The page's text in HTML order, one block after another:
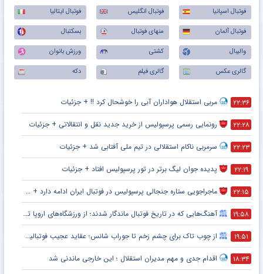
فوتبال اسپانیا
فوتبال انگلیس
فوتبال ایتالیا
فوتبال آلمان
منهای فوتبال
بسکتبال
والیبال
کشتی
ورزش بانوان
گالری عکس
گالری فیلم دکه
۲۲:۳۶ مربی استقلال هواداران آبی را خوشحال کرد !! + جزئیات
۲۲:۲۸ رونمایی رسمی پرسپولیس از خرید جدید نقل و انتقالاتی + جزئیات
۲۲:۲۳ سرمربی ناکام استقلالی در تیم ملی آفتابی شد + جزئیات
۲۲:۱۹ پدیده جوان لیگ برتر در تور پرسپولیس افتاد + جزئیات
۲۲:۱۵ ماجراجویی ستاره جنجالی پرسپولیس در فوتبال ایران ادامه دارد + جزئیات
۱۹:۵۸ آهنگ‌هایی که در تاریخ فوتبال ماندگار شدند؛ از ورزشگاه‌های اروپا تا جام جهانی
۱۹:۵۱ از چوب تاک برای چشم زخم تا جوراب شانس؛ عقاید عجیب فوتبالیست‌ها!
۱۸:۳۴ اقدام جدی و مهم مدیران استقلال ؛ این خارجی ماندنی شد